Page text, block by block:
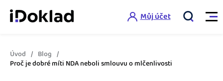
Vlastnosti
Můj účet
Úvod
Blog
Proč je dobré míti NDA neboli smlouvu o mlčenlivosti